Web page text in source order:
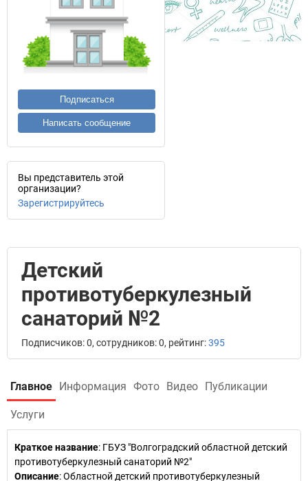
Подписаться
Написать сообщение
Вы представитель этой
организации?
Зарегистрируйтесь
Детский
противотуберкулезный
санаторий №2
Подписчиков: 0, сотрудников: 0, рейтинг:395
Главное Информация Фото Видео Публикации
Услуги
Краткое название: ГБУЗ "Волгоградский областной детский
противотуберкулезный санаторий №2"
Описание: Областной детский противотуберкулезный